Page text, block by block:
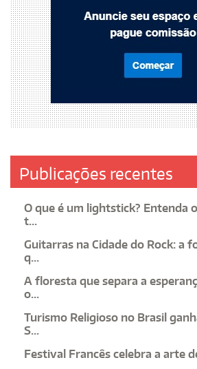
Publicações recentes
O que é um lightstick? Entenda
t...
Guitarras na Cidade do Rock: a
q...
A floresta que separa a
o...
Turismo Religioso no Brasil
S...
Festival Francês celebra a arte